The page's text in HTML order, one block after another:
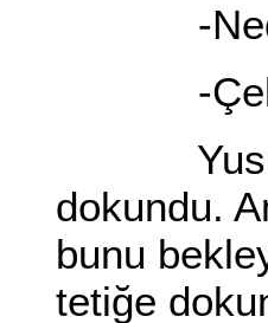
-
-Çek
Yusuf
dokundu.
bunu
tetiğe